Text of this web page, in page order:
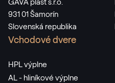
RAL 3002
GAVA plast s.r.o.
931 01 Šamorín
Slovenská republika
Vchodové dvere
HPL výplne
AL - hliníkové výplne